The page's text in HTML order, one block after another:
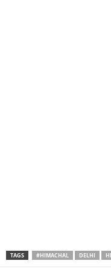
TAGS #HIMACHAL DELHI